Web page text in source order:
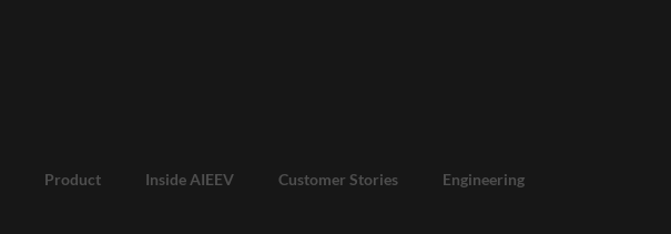
Product Inside AIEEV Customer Stories Engineering